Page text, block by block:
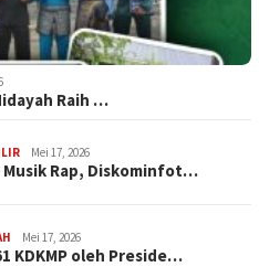
Raih …
Mei 17, 2026
Musik Rap, Diskominfot…
Mei 17, 2026
KDKMP oleh Preside…